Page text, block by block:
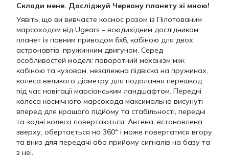
Склади мене. Досліджуй Червону планету зі мною!
Уявіть, що ви вивчаєте космос разом із Пілотованим
марсоходом від Ugears – всюдихідним дослідником
планет із повним приводом 6x6, кабіною для двох
астронавтів, пружинним двигуном. Серед
особливостей моделі: поворотний механізм між
кабіною та кузовом, незалежна підвіска на пружинах,
колеса великого діаметру для подолання перешкод
під час навігації марсіанським ландшафтом. Передні
колеса космічного марсохода максимально висунуті
вперед для кращого підйому та стабільності, передні
та задні колеса повертаються. Антена, встановлена
зверху, обертається на 360° і може повертатися вгору
та вниз для передачі або прийому сигналів на базу та
з неї.